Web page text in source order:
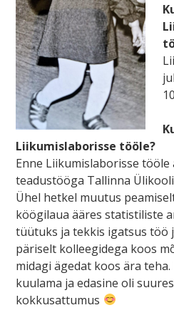
Liikumislaborisse tööle?
Enne Liikumislaborisse
teadustööga Tallinna
Ühel hetkel muutus
köögilaua ääres statistiliste
tüütuks ja tekkis igatsus töö
päriselt kolleegidega koos
midagi ägedat koos ära
kuulama ja edasine oli
kokkusattumus